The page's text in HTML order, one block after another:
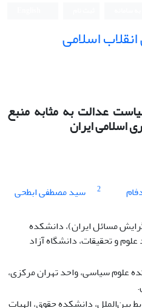
اسلامی
عدالت به مثابه منبع
ایران
2 سید مصطفی ابطحی
مسائل ایران)، دانشکده
و تحقیقات، دانشگاه آزاد
علوم سیاسی، واحد تهران مرکزی،
بین‌الملل، دانشکده حقوق، الهیات